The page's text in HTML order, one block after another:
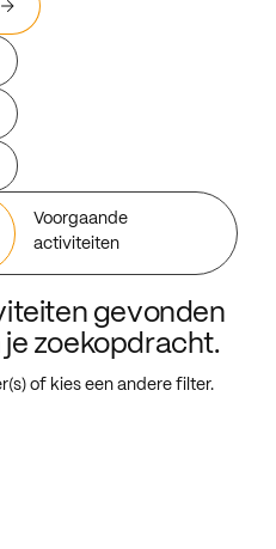
Voorgaande
activiteiten
gevonden
zoekopdracht.
of kies een andere filter.